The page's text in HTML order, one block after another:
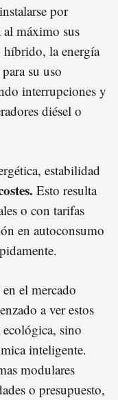
por
al máximo sus
híbrido, la energía
su uso
interrupciones y
diésel o
estabilidad
Esto resulta
o con tarifas
en autoconsumo
el mercado
a ver estos
ecológica, sino
inteligente.
modulares
o presupuesto,